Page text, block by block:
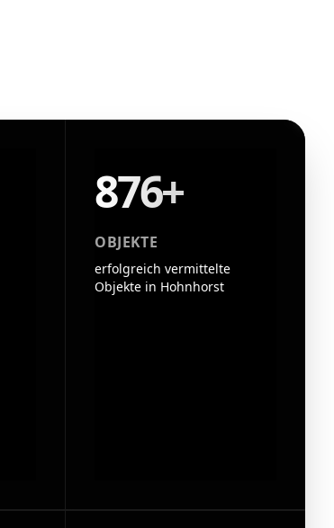
876+
OBJEKTE
erfolgreich vermittelte
Objekte in Hohnhorst